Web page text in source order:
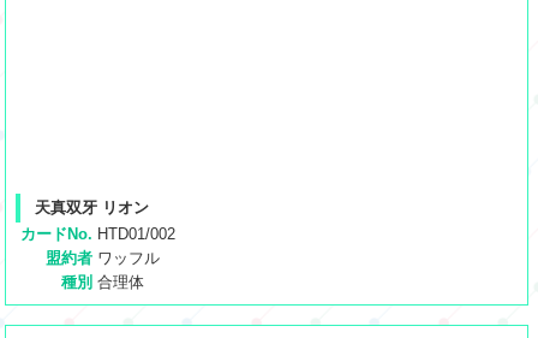
天真双牙 リオン
カードNo. HTD01/002
盟約者 ワッフル
種別 合理体